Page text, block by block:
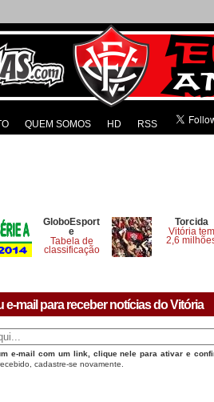
QUEM SOMOS HD RSS
GloboEsport
e
Tabela de
classificação
Torcida
Vitória tem
2,6
e-mail para receber notícias do Vitória
e-mail com um link, clique nele para ativar e
cadastre-se novamente.